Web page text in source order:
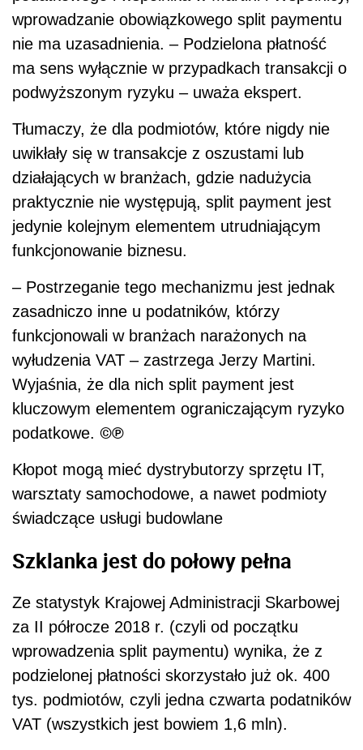
wprowadzanie obowiązkowego split paymentu
nie ma uzasadnienia. – Podzielona płatność
ma sens wyłącznie w przypadkach transakcji o
podwyższonym ryzyku – uważa ekspert.
Tłumaczy, że dla podmiotów, które nigdy nie
uwikłały się w transakcje z oszustami lub
działających w branżach, gdzie nadużycia
praktycznie nie występują, split payment jest
jedynie kolejnym elementem utrudniającym
funkcjonowanie biznesu.
– Postrzeganie tego mechanizmu jest jednak
zasadniczo inne u podatników, którzy
funkcjonowali w branżach narażonych na
wyłudzenia VAT – zastrzega Jerzy Martini.
Wyjaśnia, że dla nich split payment jest
kluczowym elementem ograniczającym ryzyko
podatkowe. ©℗
Kłopot mogą mieć dystrybutorzy sprzętu IT,
warsztaty samochodowe, a nawet podmioty
świadczące usługi budowlane
Szklanka jest do połowy pełna
Ze statystyk Krajowej Administracji Skarbowej
za II półrocze 2018 r. (czyli od początku
wprowadzenia split paymentu) wynika, że z
podzielonej płatności skorzystało już ok. 400
tys. podmiotów, czyli jedna czwarta podatników
VAT (wszystkich jest bowiem 1,6 m ln).